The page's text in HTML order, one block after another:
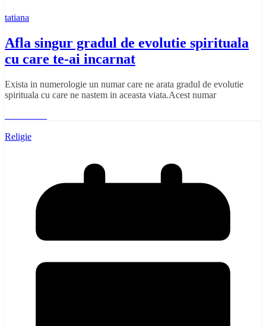
tatiana
Afla singur gradul de evolutie spirituala
cu care te-ai incarnat
Exista in numerologie un numar care ne arata gradul de evolutie
spirituala cu care ne nastem in aceasta viata.Acest numar
Religie